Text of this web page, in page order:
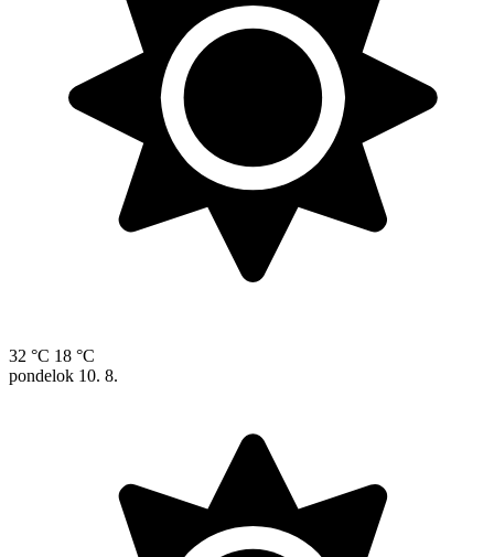
32 °C 18 °C
pondelok 10. 8.